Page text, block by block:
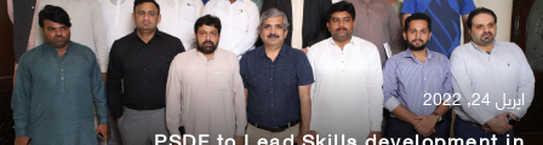
اپریل 24, 2022